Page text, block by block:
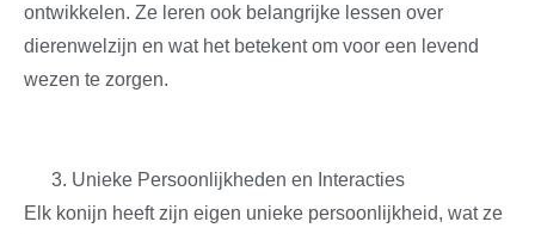
ontwikkelen. Ze leren ook belangrijke lessen over
dierenwelzijn en wat het betekent om voor een levend
wezen te zorgen.
Unieke Persoonlijkheden en Interacties
Elk konijn heeft zijn eigen unieke persoonlijkheid, wat ze